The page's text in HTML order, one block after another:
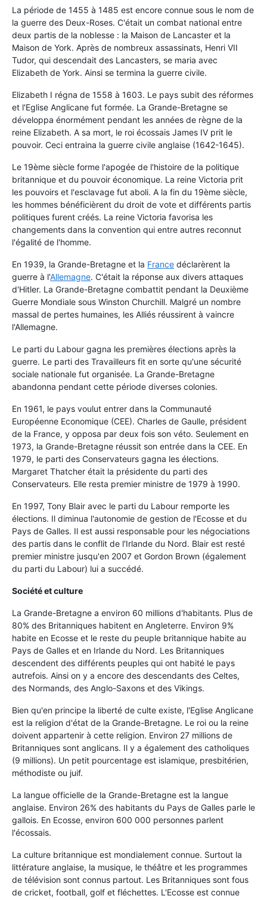
La période de 1455 à 1485 est encore connue sous le nom de
la guerre des Deux-Roses. C'était un combat national entre
deux partis de la noblesse : la Maison de Lancaster et la
Maison de York. Après de nombreux assassinats, Henri VII
Tudor, qui descendait des Lancasters, se maria avec
Elizabeth de York. Ainsi se termina la guerre civile.
Elizabeth I régna de 1558 à 1603. Le pays subit des réformes
et l'Eglise Anglicane fut formée. La Grande-Bretagne se
développa énormément pendant les années de règne de la
reine Elizabeth. A sa mort, le roi écossais James IV prit le
pouvoir. Ceci entraina la guerre civile anglaise (1642-1645).
Le 19ème siècle forme l'apogée de l'histoire de la politique
britannique et du pouvoir économique. La reine Victoria prit
les pouvoirs et l'esclavage fut aboli. A la fin du 19ème siècle,
les hommes bénéficièrent du droit de vote et différents partis
politiques furent créés. La reine Victoria favorisa les
changements dans la convention qui entre autres reconnut
l'égalité de l'homme.
En 1939, la Grande-Bretagne et la France déclarèrent la
guerre à l'Allemagne. C'était la réponse aux divers attaques
d'Hitler. La Grande-Bretagne combattit pendant la Deuxième
Guerre Mondiale sous Winston Churchill. Malgré un nombre
massal de pertes humaines, les Alliés réussirent à vaincre
l'Allemagne.
Le parti du Labour gagna les premières élections après la
guerre. Le parti des Travailleurs fit en sorte qu'une sécurité
sociale nationale fut organisée. La Grande-Bretagne
abandonna pendant cette période diverses colonies.
En 1961, le pays voulut entrer dans la Communauté
Européenne Economique (CEE). Charles de Gaulle, président
de la France, y opposa par deux fois son véto. Seulement en
1973, la Grande-Bretagne réussit son entrée dans la CEE. En
1979, le parti des Conservateurs gagna les élections.
Margaret Thatcher était la présidente du parti des
Conservateurs. Elle resta premier ministre de 1979 à 1990.
En 1997, Tony Blair avec le parti du Labour remporte les
élections. Il diminua l'autonomie de gestion de l'Ecosse et du
Pays de Galles. Il est aussi responsable pour les négociations
des partis dans le conflit de l'Irlande du Nord. Blair est resté
premier ministre jusqu'en 2007 et Gordon Brown (également
du parti du Labour) lui a succédé.
Société et culture
La Grande-Bretagne a environ 60 millions d'habitants. Plus de
80% des Britanniques habitent en Angleterre. Environ 9%
habite en Ecosse et le reste du peuple britannique habite au
Pays de Galles et en Irlande du Nord. Les Britanniques
descendent des différents peuples qui ont habité le pays
autrefois. Ainsi on y a encore des descendants des Celtes,
des Normands, des Anglo-Saxons et des Vikings.
Bien qu'en principe la liberté de culte existe, l'Eglise Anglicane
est la religion d'état de la Grande-Bretagne. Le roi ou la reine
doivent appartenir à cette religion. Environ 27 millions de
Britanniques sont anglicans. Il y a également des catholiques
(9 millions). Un petit pourcentage est islamique, presbitérien,
méthodiste ou juif.
La langue officielle de la Grande-Bretagne est la langue
anglaise. Environ 26% des habitants du Pays de Galles parle le
gallois. En Ecosse, environ 600 000 personnes parlent
l'écossais.
La culture britannique est mondialement connue. Surtout la
littérature anglaise, la musique, le théâtre et les programmes
de télévision sont connus partout. Les Britanniques sont fous
de cricket, football, golf et fléchettes. L'Ecosse est connue